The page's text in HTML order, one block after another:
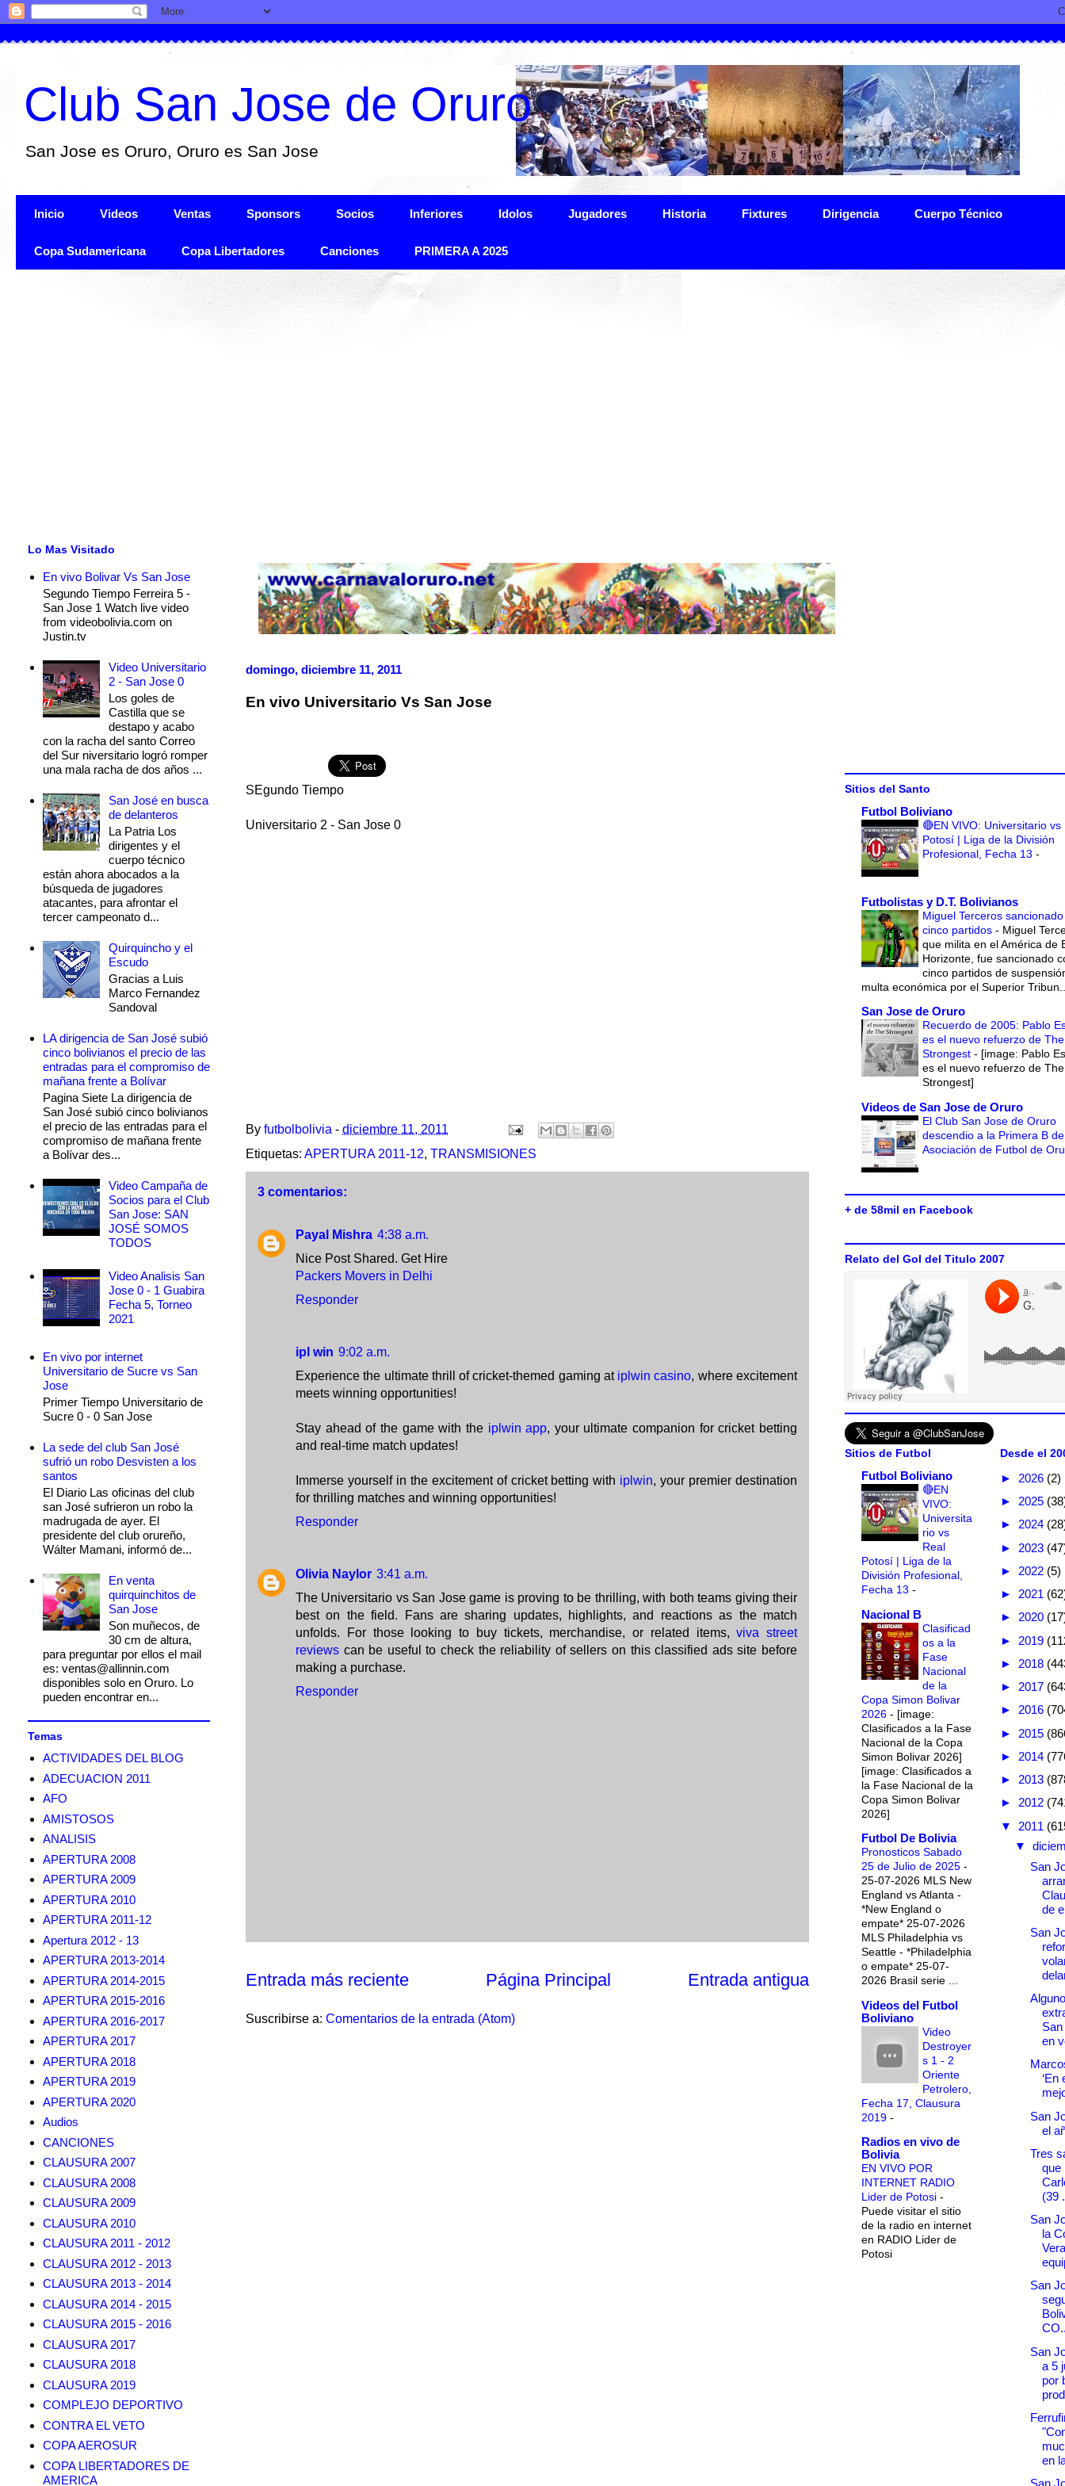
Club San Jose de Oruro
San Jose es Oruro, Oruro es San Jose
Inicio Videos Ventas Sponsors Socios Inferiores Idolos Jugadores Historia Fixtures Dirigencia Cuerpo Técnico
Copa Sudamericana Copa Libertadores Canciones PRIMERA A 2025
domingo, diciembre 11, 2011
En vivo Universitario Vs San Jose
SEgundo Tiempo
Universitario 2 - San Jose 0
By futbolbolivia - diciembre 11, 2011
Etiquetas: APERTURA 2011-12, TRANSMISIONES
3 comentarios:
Payal Mishra 4:38 a.m.
Nice Post Shared. Get Hire
Packers Movers in Delhi
Responder
ipl win 9:02 a.m.
Experience the ultimate thrill of cricket-themed gaming at iplwin casino, where excitement
meets winning opportunities!
Stay ahead of the game with the iplwin app, your ultimate companion for cricket betting
and real-time match updates!
Immerse yourself in the excitement of cricket betting with iplwin, your premier destination
for thrilling matches and winning opportunities!
Responder
Olivia Naylor 3:41 a.m.
The Universitario vs San Jose game is proving to be thrilling, with both teams giving their
best on the field. Fans are sharing updates, highlights, and reactions as the match
unfolds. For those looking to buy tickets, merchandise, or related items,viva street
reviews can be useful to check the reliability of sellers on this classified ads site before
making a purchase.
Responder
Entrada más reciente Entrada antigua
Página Principal
Suscribirse a: Comentarios de la entrada (Atom)
Lo Mas Visitado
En vivo Bolivar Vs San Jose
Segundo Tiempo Ferreira 5 -
San Jose 1 Watch live video
from videobolivia.com on
Justin.tv
Video Universitario
2 - San Jose 0
Los goles de
Castilla que se
destapo y acabo
con la racha del santo Correo
del Sur niversitario logró romper
una mala racha de dos años ...
San José en busca
de delanteros
La Patria Los
dirigentes y el
cuerpo técnico
están ahora abocados a la
búsqueda de jugadores
atacantes, para afrontar el
tercer campeonato d...
Quirquincho y el
Escudo
Gracias a Luis
Marco Fernandez
Sandoval
LA dirigencia de San José subió
cinco bolivianos el precio de las
entradas para el compromiso de
mañana frente a Bolívar
Pagina Siete La dirigencia de
San José subió cinco bolivianos
el precio de las entradas para el
compromiso de mañana frente
a Bolívar des...
Video Campaña de
Socios para el Club
San Jose: SAN
JOSÉ SOMOS
TODOS
Video Analisis San
Jose 0 - 1 Guabira
Fecha 5, Torneo
2021
En vivo por internet
Universitario de Sucre vs San
Jose
Primer Tiempo Universitario de
Sucre 0 - 0 San Jose
La sede del club San José
sufrió un robo Desvisten a los
santos
El Diario Las oficinas del club
san José sufrieron un robo la
madrugada de ayer. El
presidente del club orureño,
Wálter Mamani, informó de...
En venta
quirquinchitos de
San Jose
Son muñecos, de
30 cm de altura,
para preguntar por ellos el mail
es: ventas@allinnin.com
disponibles solo en Oruro. Lo
pueden encontrar en...
Temas
ACTIVIDADES DEL BLOG
ADECUACION 2011
AFO
AMISTOSOS
ANALISIS
APERTURA 2008
APERTURA 2009
APERTURA 2010
APERTURA 2011-12
Apertura 2012 - 13
APERTURA 2013-2014
APERTURA 2014-2015
APERTURA 2015-2016
APERTURA 2016-2017
APERTURA 2017
APERTURA 2018
APERTURA 2019
APERTURA 2020
Audios
CANCIONES
CLAUSURA 2007
CLAUSURA 2008
CLAUSURA 2009
CLAUSURA 2010
CLAUSURA 2011 - 2012
CLAUSURA 2012 - 2013
CLAUSURA 2013 - 2014
CLAUSURA 2014 - 2015
CLAUSURA 2015 - 2016
CLAUSURA 2017
CLAUSURA 2018
CLAUSURA 2019
COMPLEJO DEPORTIVO
CONTRA EL VETO
COPA AEROSUR
COPA LIBERTADORES DE
AMERICA
Sitios del Santo
Futbol Boliviano
🔴EN VIVO: Universitario vs
Potosí | Liga de la División
Profesional, Fecha 13 -
Futbolistas y D.T. Bolivianos
Miguel Terceros
cinco partidos - Miguel
que milita en el América de
Horizonte, fue sancionado
cinco partidos de
multa económica por el Superior
San Jose de Oruro
Recuerdo de 2005: Pablo
es el nuevo refuerzo de The
Strongest - [image: Pablo
es el nuevo refuerzo de The
Strongest]
Videos de San Jose de Oruro
El Club San Jose de Oruro
descendio a la Primera B
Asociación de Futbol de
+ de 58mil en Facebook
Relato del Gol del Titulo 2007
Sitios de Futbol
Futbol Boliviano
🔴EN
VIVO:
Universita
rio vs
Real
Potosí | Liga de la
División Profesional,
Fecha 13 -
Nacional B
Clasificad
os a la
Fase
Nacional
de la
Copa Simon Bolivar
2026 - [image:
Clasificados a la Fase
Nacional de la Copa
Simon Bolivar 2026]
[image: Clasificados a
la Fase Nacional de la
Copa Simon Bolivar
2026]
Futbol De Bolivia
Pronosticos Sabado
25 de Julio de 2025 -
25-07-2026 MLS New
England vs Atlanta -
*New England o
empate* 25-07-2026
MLS Philadelphia vs
Seattle - *Philadelphia
o empate* 25-07-
2026 Brasil serie ...
Videos del Futbol
Boliviano
Video
Destroyer
s 1 - 2
Oriente
Petrolero,
Fecha 17, Clausura
2019 -
Radios en vivo de
Bolivia
EN VIVO POR
INTERNET RADIO
Lider de Potosi -
Puede visitar el sitio
de la radio en internet
en RADIO Lider de
Potosi
Desde el
► 2026 (2)
► 2025
► 2024
► 2023
► 2022 (5)
► 2021
► 2020
► 2019
► 2018
► 2017
► 2016
► 2015
► 2014
► 2013
► 2012
▼ 2011
▼
San
de
San
en
‘En
San
el
Tres
que
(39
San
la
San
San
a 5
por
en